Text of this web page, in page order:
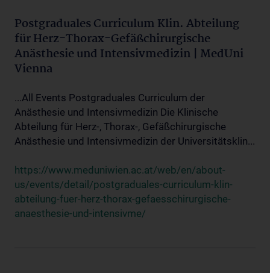
Postgraduales Curriculum Klin. Abteilung
für Herz-Thorax-Gefäßchirurgische
Anästhesie und Intensivmedizin | MedUni
Vienna
...All Events Postgraduales Curriculum der
Anästhesie und Intensivmedizin Die Klinische
Abteilung für Herz-, Thorax-, Gefäßchirurgische
Anästhesie und Intensivmedizin der Universitätsklin...
https://www.meduniwien.ac.at/web/en/about-
us/events/detail/postgraduales-curriculum-klin-
abteilung-fuer-herz-thorax-gefaesschirurgische-
anaesthesie-und-intensivme/